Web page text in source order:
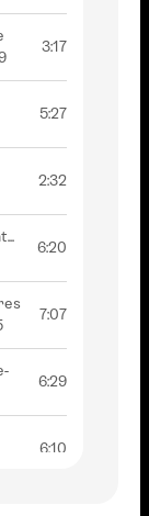
3:17
5:27
2:32
6:20
7:07
6:29
6:10